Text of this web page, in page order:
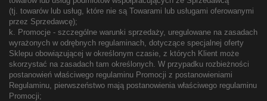
(tj. towarów lub usług, które nie są Towarami lub usługami oferowanymi
przez Sprzedawcę);
k. Promocje - szczególne warunki sprzedaży, uregulowane na zasadach
wyrażonych w odrębnych regulaminach, dotyczące specjalnej oferty
Sklepu obowiązującej w określonym czasie, z których Klient może
skorzystać na zasadach tam określonych. W przypadku rozbieżności
postanowień właściwego regulaminu Promocji z postanowieniami
Regulaminu, pierwszeństwo mają postanowienia właściwego regulaminu
Promocji;